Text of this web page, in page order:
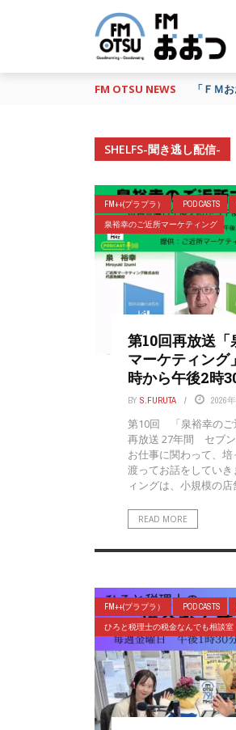
FM OTSU NEWS 「ＦＭ
SHELFS-聞き逃し配信-
FM++(プラプラ） POD CASTS
泉裕幸のご近所マーケティング
第10回再放送
マーケティン
時から午後2時
BY S.FURUTA 2026
第10回 「泉裕幸のご
再放送 27年間 セブ
お仕事に関わって、
渡ってお話をしてい
ィングは、小規模の
READ MORE
FM++(プラプラ） POD CASTS
ひろと税理士の税金なんでも相談室